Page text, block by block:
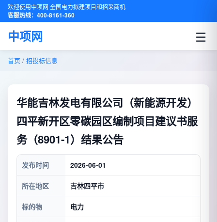
欢迎使用中项网·全国电力拟建项目和招采商机
客服热线：400-8161-360
中项网 ☰
首页 / 招投标信息
华能吉林发电有限公司（新能源开发）
四平新开区零碳园区编制项目建议书服
务（8901-1）结果公告
发布时间 2026-06-01
所在地区 吉林四平市
标的物 电力